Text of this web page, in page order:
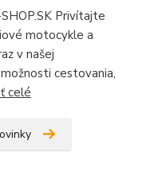
Privítajte
motocykle a
v našej
cestovania,
celé